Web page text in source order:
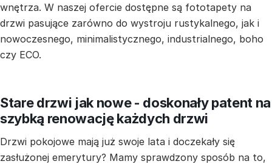
wnętrza. W naszej ofercie dostępne są fototapety na
drzwi pasujące zarówno do wystroju rustykalnego, jak i
nowoczesnego, minimalistycznego, industrialnego, boho
czy ECO.
Stare drzwi jak nowe - doskonały patent na
szybką renowację każdych drzwi
Drzwi pokojowe mają już swoje lata i doczekały się
zasłużonej emerytury? Mamy sprawdzony sposób na to,